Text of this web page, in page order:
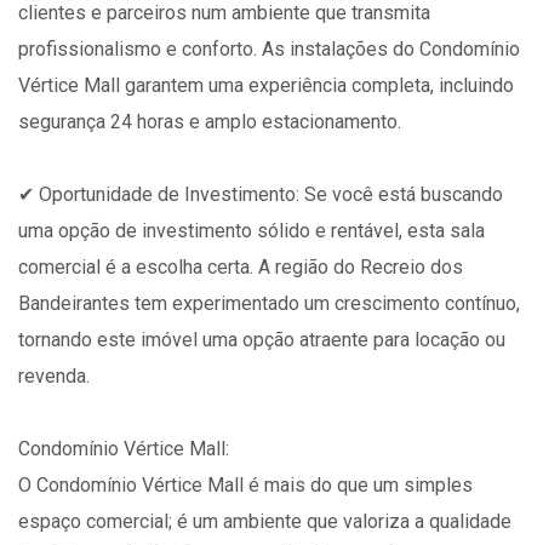
clientes e parceiros num ambiente que transmita
profissionalismo e conforto. As instalações do Condomínio
Vértice Mall garantem uma experiência completa, incluindo
segurança 24 horas e amplo estacionamento.
✔ Oportunidade de Investimento: Se você está buscando
uma opção de investimento sólido e rentável, esta sala
comercial é a escolha certa. A região do Recreio dos
Bandeirantes tem experimentado um crescimento contínuo,
tornando este imóvel uma opção atraente para locação ou
revenda.
Condomínio Vértice Mall:
O Condomínio Vértice Mall é mais do que um simples
espaço comercial; é um ambiente que valoriza a qualidade